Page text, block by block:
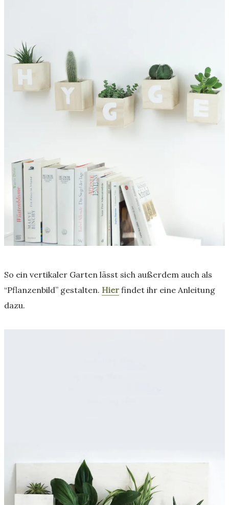
So ein vertikaler Garten lässt sich außerdem auch als
“Pflanzenbild” gestalten. Hier findet ihr eine Anleitung
dazu.